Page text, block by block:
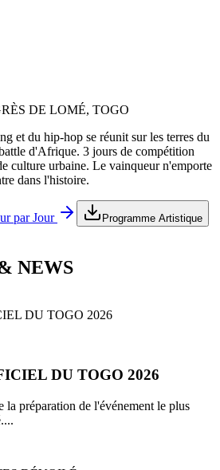
DE LOMÉ, TOGO
et du hip-hop se réunit sur les terres du
d'Afrique. 3 jours de compétition
culture urbaine. Le vainqueur n'emporte
dans l'histoire.
par Jour Programme Artistique
NEWS
DU TOGO 2026
la préparation de l'événement le plus